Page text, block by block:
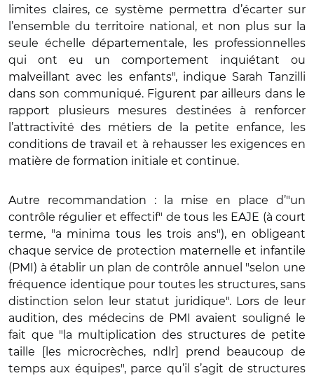
limites claires, ce système permettra d’écarter sur
l’ensemble du territoire national, et non plus sur la
seule échelle départementale, les professionnelles
qui ont eu un comportement inquiétant ou
malveillant avec les enfants", indique Sarah Tanzilli
dans son communiqué. Figurent par ailleurs dans le
rapport plusieurs mesures destinées à renforcer
l’attractivité des métiers de la petite enfance, les
conditions de travail et à rehausser les exigences en
matière de formation initiale et continue.
Autre recommandation : la mise en place d’"un
contrôle régulier et effectif" de tous les EAJE (à court
terme, "a minima tous les trois ans"), en obligeant
chaque service de protection maternelle et infantile
(PMI) à établir un plan de contrôle annuel "selon une
fréquence identique pour toutes les structures, sans
distinction selon leur statut juridique". Lors de leur
audition, des médecins de PMI avaient souligné le
fait que "la multiplication des structures de petite
taille [les microcrèches, ndlr] prend beaucoup de
temps aux équipes", parce qu’il s’agit de structures